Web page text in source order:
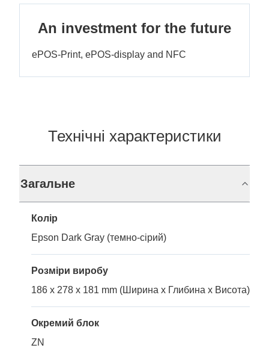
An investment for the future
ePOS-Print, ePOS-display and NFC
Технічні характеристики
Загальне
Колір
Epson Dark Gray (темно-сірий)
Розміри виробу
186 x 278 x 181 mm (Ширина x Глибина x Висота)
Окремий блок
ZN